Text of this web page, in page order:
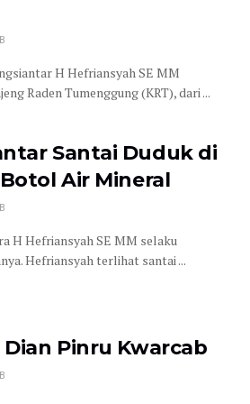
H Hefriansyah SE MM
Raden Tumenggung (KRT), dari ...
Santai Duduk di
Air Mineral
H Hefriansyah SE MM selaku
Hefriansyah terlihat santai ...
Pinru Kwarcab